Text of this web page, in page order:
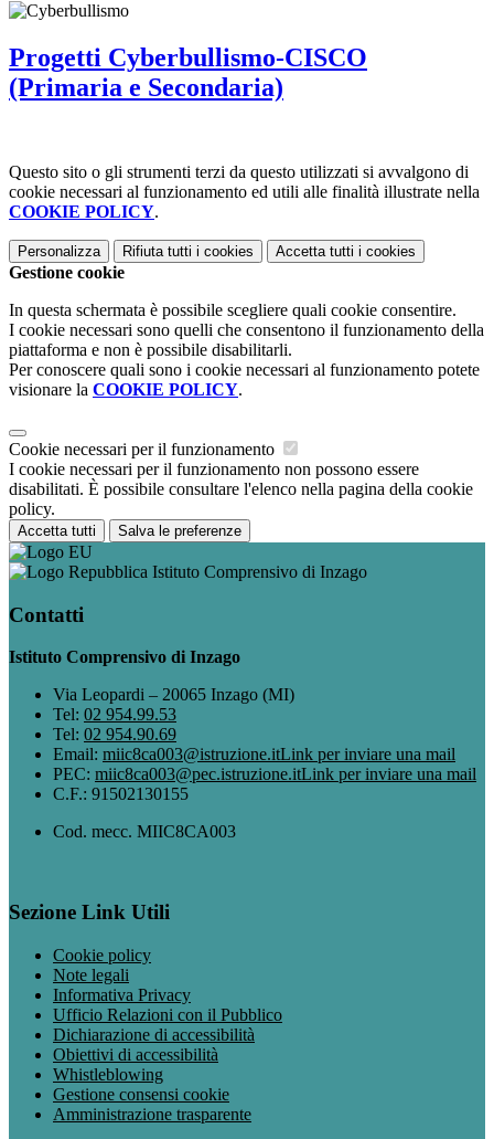
Progetti Cyberbullismo-CISCO
(Primaria e Secondaria)
Questo sito o gli strumenti terzi da questo utilizzati si avvalgono di
cookie necessari al funzionamento ed utili alle finalità illustrate nella
COOKIE POLICY.
Personalizza Rifiuta tutti i cookies Accetta tutti i cookies
Gestione cookie
In questa schermata è possibile scegliere quali cookie consentire.
I cookie necessari sono quelli che consentono il funzionamento della
piattaforma e non è possibile disabilitarli.
Per conoscere quali sono i cookie necessari al funzionamento potete
visionare la COOKIE POLICY.
Cookie necessari per il funzionamento
I cookie necessari per il funzionamento non possono essere
disabilitati. È possibile consultare l'elenco nella pagina della cookie
policy.
Accetta tutti Salva le preferenze
Istituto Comprensivo di Inzago
Contatti
Istituto Comprensivo di Inzago
Via Leopardi – 20065 Inzago (MI)
Tel: 02 954.99.53
Tel: 02 954.90.69
Email: miic8ca003@istruzione.itLink per inviare una mail
PEC: miic8ca003@pec.istruzione.itLink per inviare una mail
C.F.: 91502130155
Cod. mecc. MIIC8CA003
Sezione Link Utili
Cookie policy
Note legali
Informativa Privacy
Ufficio Relazioni con il Pubblico
Dichiarazione di accessibilità
Obiettivi di accessibilità
Whistleblowing
Gestione consensi cookie
Amministrazione trasparente